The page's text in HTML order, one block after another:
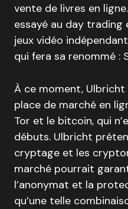
vente de livres en
essayé au day
jeux vidéo
qui fera sa renommé :
À ce moment, Ulbricht
place de marché en
Tor et le bitcoin, qui
débuts. Ulbricht
cryptage et les
marché pourrait
l’anonymat et la
qu’une telle